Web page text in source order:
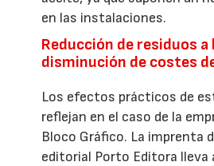
en las instalaciones.
Reducción de residuos
disminución de costes
Los efectos prácticos de
reflejan en el caso de la
Bloco Gráfico. La imprenta
editorial Porto Editora lleva